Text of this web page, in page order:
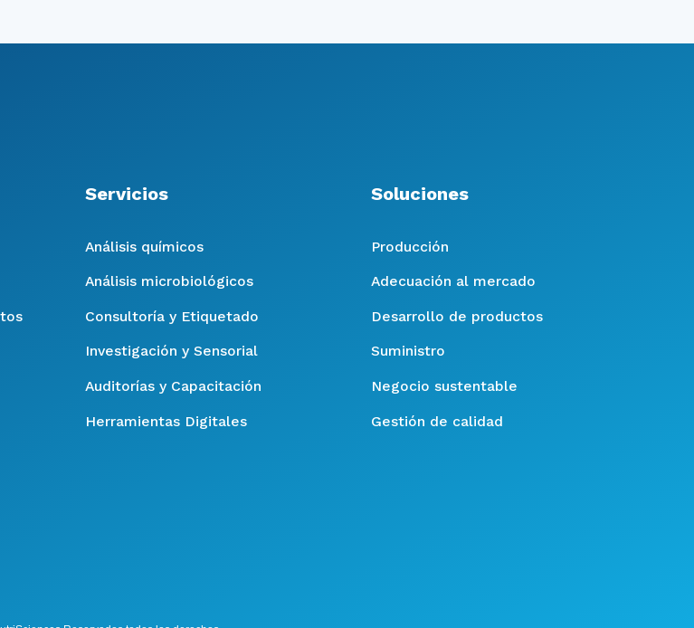
Servicios
Análisis químicos
Análisis microbiológicos
Consultoría y Etiquetado
Investigación y Sensorial
Auditorías y Capacitación
Herramientas Digitales
Soluciones
Producción
Adecuación al mercado
Desarrollo de productos
Suministro
Negocio sustentable
Gestión de calidad